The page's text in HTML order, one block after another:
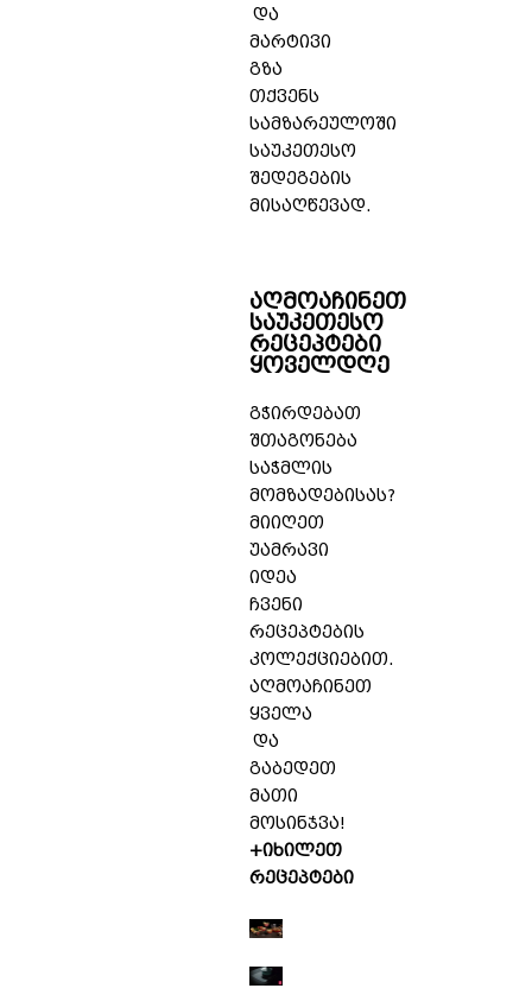
და
მარტივი
გზა
თქვენს
სამზარეულოში
საუკეთესო
შედეგების
მისაღწევად.
აღმოაჩინეთ
საუკეთესო
რეცეპტები
ყოველდღე
გჭირდებათ
შთაგონება
საჭმლის
მომზადებისას?
მიიღეთ
უამრავი
იდეა
ჩვენი
რეცეპტების
კოლექციებით.
აღმოაჩინეთ
ყველა
და
გაბედეთ
მათი
მოსინჯვა!
+იხილეთ
რეცეპტები